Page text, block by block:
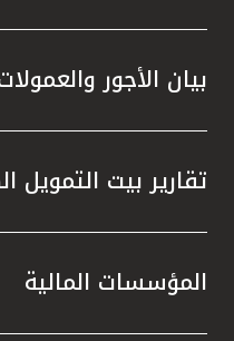
بيان الأجور
تقارير بيت التمويل
المؤسسات المالية